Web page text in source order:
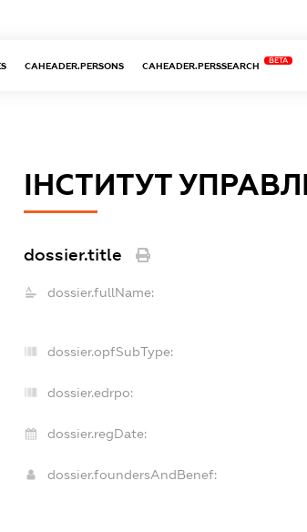
CAHEADER.PERSONS CAHEADER.PERSSEARCH
BETA
ІНСТИТУТ
dossier.title
dossier.fullName:
dossier.opfSubType:
dossier.edrpo:
dossier.regDate:
dossier.foundersAndBenef: